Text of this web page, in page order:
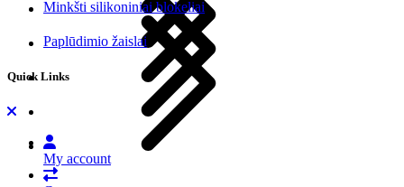
Minkšti silikoniniai blokeliai
Paplūdimio žaislai
Quick Links
My account